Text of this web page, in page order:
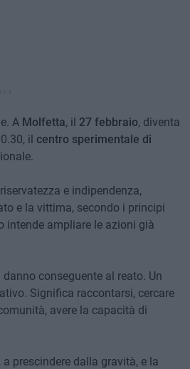
A Molfetta, il 27 febbraio, diventa
il centro sperimentale di
e indipendenza,
e la vittima, secondo i principi
intende ampliare le azioni già
conseguente al reato. Un
Significa raccontarsi, cercare
avere la capacità di
prescindere dalla gravità, e la